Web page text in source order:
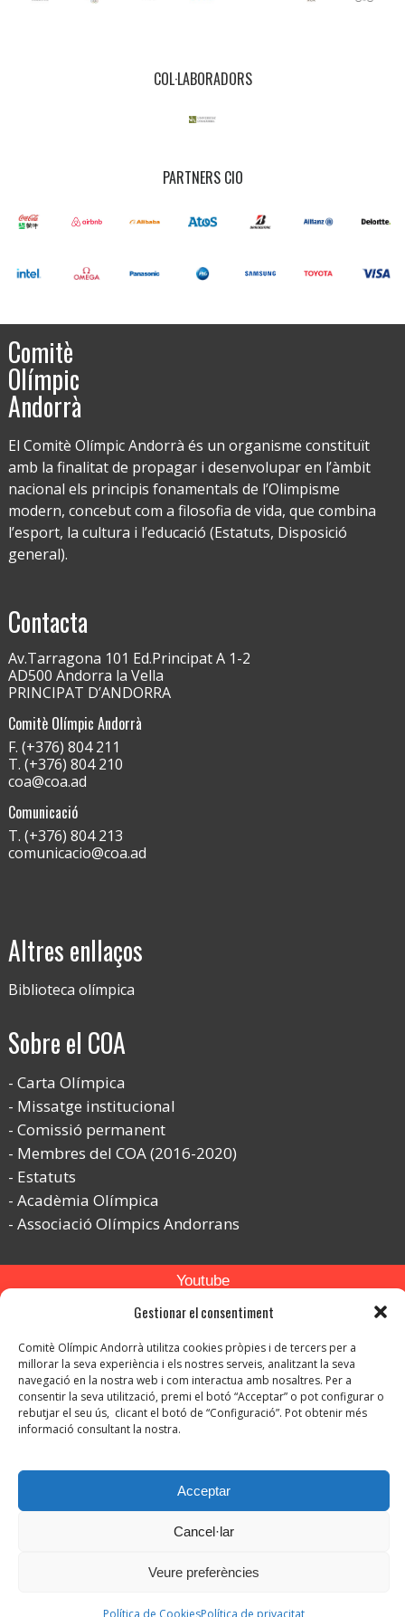
Gestionar el consentiment
Comitè Olímpic Andorrà utilitza cookies pròpies i de tercers per a
millorar la seva experiència i els nostres serveis, analitzant la seva
navegació en la nostra web i com interactua amb nosaltres. Per a
consentir la seva utilització, premi el botó “Acceptar” o pot configurar o
rebutjar el seu ús, clicant el botó de “Configuració”. Pot obtenir més
informació consultant la nostra.
Acceptar
Cancel·lar
Veure preferències
Política de CookiesPolítica de privacitat
COL·LABORADORS
PARTNERS CIO
Comitè
Olímpic
Andorrà
El Comitè Olímpic Andorrà és un organisme constituït
amb la finalitat de propagar i desenvolupar en l’àmbit
nacional els principis fonamentals de l’Olimpisme
modern, concebut com a filosofia de vida, que combina
l’esport, la cultura i l’educació (Estatuts, Disposició
general).
Contacta
Av.Tarragona 101 Ed.Principat A 1-2
AD500 Andorra la Vella
PRINCIPAT D’ANDORRA
Comitè Olímpic Andorrà
F. (+376) 804 211
T. (+376) 804 210
coa@coa.ad
Comunicació
T. (+376) 804 213
comunicacio@coa.ad
Altres enllaços
Biblioteca olímpica
Sobre el COA
Carta Olímpica
Missatge institucional
Comissió permanent
Membres del COA (2016-2020)
Estatuts
Acadèmia Olímpica
Associació Olímpics Andorrans
Youtube
Flickr
Instagram
Avís legal-
Política de protecció de dades
Política de Cookies